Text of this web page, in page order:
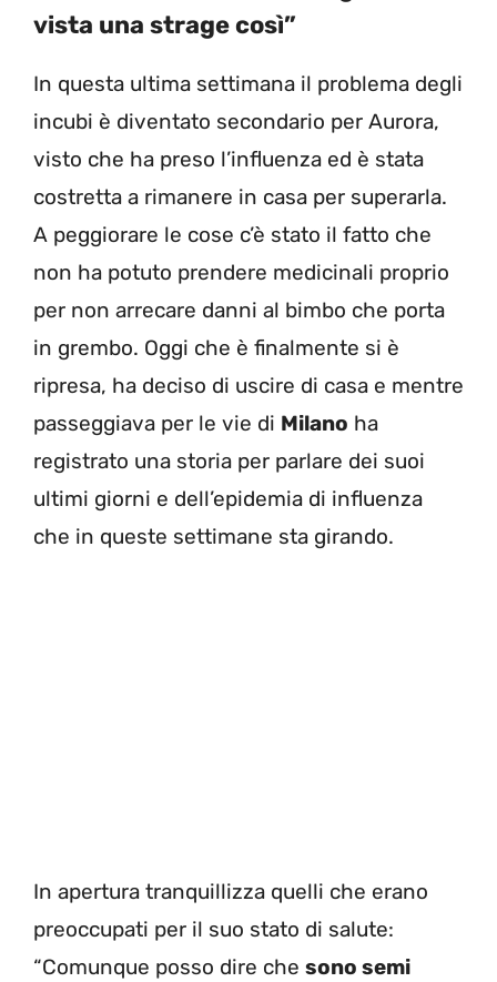
vista una strage così”
In questa ultima settimana il problema degli
incubi è diventato secondario per Aurora,
visto che ha preso l’influenza ed è stata
costretta a rimanere in casa per superarla.
A peggiorare le cose c’è stato il fatto che
non ha potuto prendere medicinali proprio
per non arrecare danni al bimbo che porta
in grembo. Oggi che è finalmente si è
ripresa, ha deciso di uscire di casa e mentre
passeggiava per le vie di Milano ha
registrato una storia per parlare dei suoi
ultimi giorni e dell’epidemia di influenza
che in queste settimane sta girando.
In apertura tranquillizza quelli che erano
preoccupati per il suo stato di salute:
“Comunque posso dire che sono semi